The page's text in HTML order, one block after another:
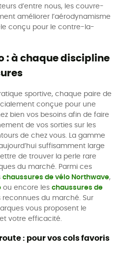
d’entre nous, les couvre-
améliorer l’aérodynamisme
conçu pour le contre-la-
: à chaque discipline
sportive, chaque paire de
conçue pour une
bien vos besoins afin de faire
de vos sorties sur les
de chez vous. La gamme
suffisamment large
de trouver la perle rare
du marché. Parmi ces
chaussures de vélo Northwave,
ou encore les chaussures de
reconnues du marché. Sur
vous proposent le
votre efficacité.
: pour vos cols favoris